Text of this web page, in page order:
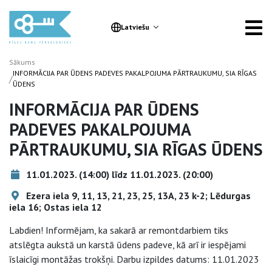
Latviešu
Sākums
/INFORMĀCIJA PAR ŪDENS PADEVES PAKALPOJUMA PĀRTRAUKUMU, SIA RĪGAS
ŪDENS
INFORMĀCIJA PAR ŪDENS
PADEVES PAKALPOJUMA
PĀRTRAUKUMU, SIA RĪGAS ŪDENS
11.01.2023. (14:00) līdz 11.01.2023. (20:00)
Ezera iela 9, 11, 13, 21, 23, 25, 13A, 23 k-2; Lēdurgas
iela 16; Ostas iela 12
Labdien! Informējam, ka sakarā ar remontdarbiem tiks
atslēgta aukstā un karstā ūdens padeve, kā arī ir iespējami
īslaicīgi montāžas trokšņi. Darbu izpildes datums: 11.01.2023